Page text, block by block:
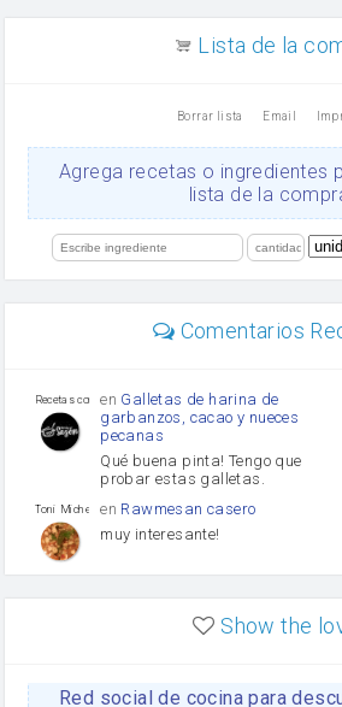
Ajos
Levadura
limón
Lista de la
Borrar lista Email
Agrega recetas o ingredientes
lista de la
Comentarios
Recetas con sazon
en Galletas de harina de
garbanzos, cacao y nueces
pecanas
Qué buena pinta! Tengo que
probar estas galletas.
Toni Michel Caubet
en Rawmesan casero
muy interesante!
enLasaña casera fácil y
HOJALDROSA TV
enGachas de la abuela
Show the
Red social de cocina para